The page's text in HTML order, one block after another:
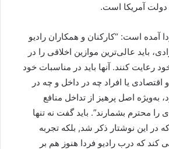
دولت آمریکا است.
آمده است: “کارکنان و همکاران رادیو
باید عالی‌ترین موازین اخلاقی را در
رعایت کنند. آنها باید در مناسبات خود
یا افراد چه در داخل و چه در
به‌ویژه اصل پرهیز از تداخل منافع
محترم بشمارند”. باید گفت نه تنها
در این نوشتار ذکر شد, بلکه تجربه
کند که درب رادیو فردا هنوز هم بر